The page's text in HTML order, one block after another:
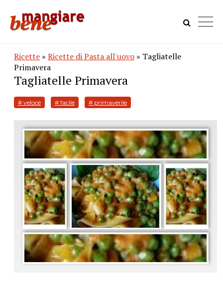
Ricette » Ricette di Pasta all'uovo » Tagliatelle
Primavera
Tagliatelle Primavera
# veloce # facile # primaverile